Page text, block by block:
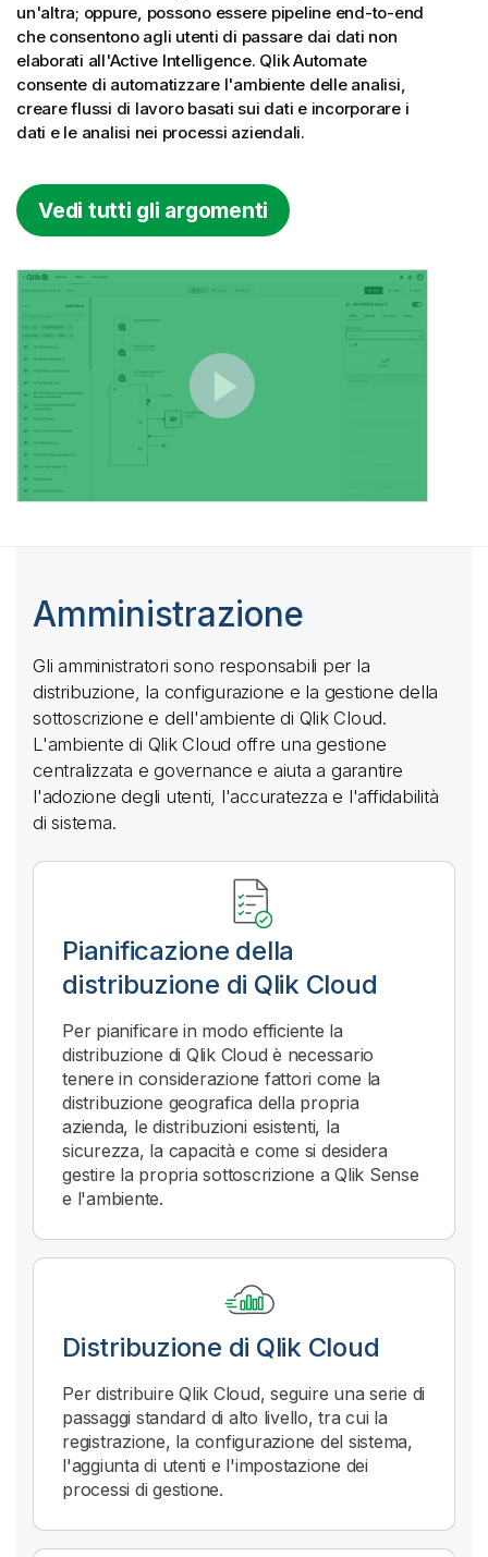
un'altra; oppure, possono essere pipeline end-to-end
che consentono agli utenti di passare dai dati non
elaborati all'Active Intelligence. Qlik Automate
consente di automatizzare l'ambiente delle analisi,
creare flussi di lavoro basati sui dati e incorporare i
dati e le analisi nei processi aziendali.
Vedi tutti gli argomenti
Amministrazione
Gli amministratori sono responsabili per la
distribuzione, la configurazione e la gestione della
sottoscrizione e dell'ambiente di Qlik Cloud.
L'ambiente di Qlik Cloud offre una gestione
centralizzata e governance e aiuta a garantire
l'adozione degli utenti, l'accuratezza e l'affidabilità
di sistema.
Pianificazione della
distribuzione di Qlik Cloud
Per pianificare in modo efficiente la
distribuzione di Qlik Cloud è necessario
tenere in considerazione fattori come la
distribuzione geografica della propria
azienda, le distribuzioni esistenti, la
sicurezza, la capacità e come si desidera
gestire la propria sottoscrizione a Qlik Sense
e l'ambiente.
Distribuzione di Qlik Cloud
Per distribuire Qlik Cloud, seguire una serie di
passaggi standard di alto livello, tra cui la
registrazione, la configurazione del sistema,
l'aggiunta di utenti e l'impostazione dei
processi di gestione.